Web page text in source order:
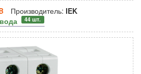
Производитель: IEK
44 шт.